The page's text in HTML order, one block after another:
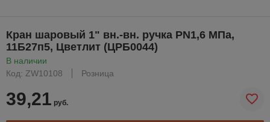
Кран шаровый 1" вн.-вн. ручка PN1,6 МПа,
11Б27п5, Цветлит (ЦРБ0044)
В наличии
Код: ZW10108
Розница
39,21 руб.